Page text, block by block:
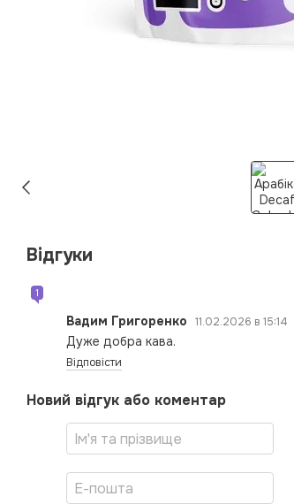
Відгуки
1
Вадим Григоренко 11.02.2026 в 15:14
Дуже добра кава.
Відповісти
Новий відгук або коментар